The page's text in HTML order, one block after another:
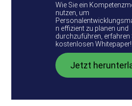
Wie Sie ein
nutzen, um
n effizient zu planen und
durchzuführen, erfahren
kostenlosen Whitepaper!
Jetzt